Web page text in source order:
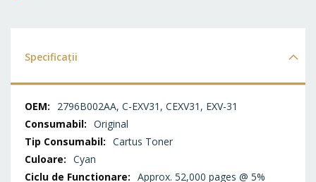
Specificații
Specificații2796B002AA, C-EXV31, CEXV31, EXV-31
Original
Cartus Toner
Cyan
Approx. 52,000 pages @ 5%